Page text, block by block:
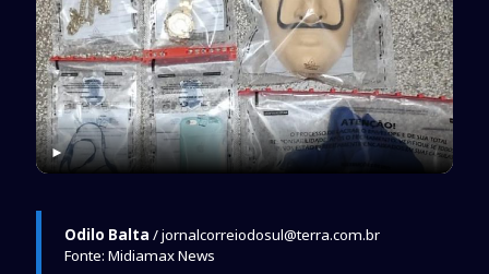
►
Odilo Balta / jornalcorreiodosul@terra.com.br
Fonte: Midiamax News